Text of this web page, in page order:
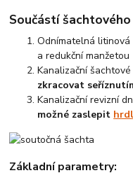
Součástí
Odnímatelná
a redukční manžetou
Kanalizační
zkracovat
Kanalizační revizní
možné zaslepit
Základní parametry: